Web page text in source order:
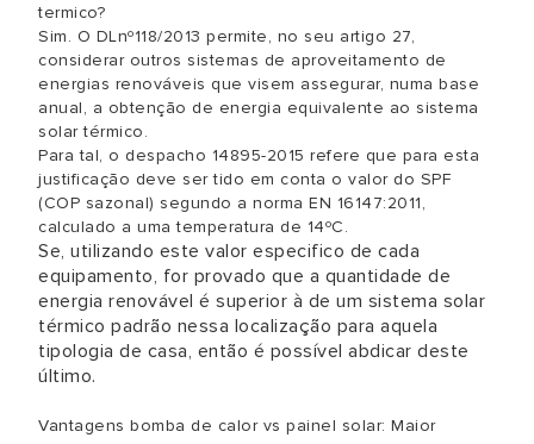
termico?
Sim. O DLnº118/2013 permite, no seu artigo 27,
considerar outros sistemas de aproveitamento de
energias renováveis que visem assegurar, numa base
anual, a obtenção de energia equivalente ao sistema
solar térmico.
Para tal, o despacho 14895-2015 refere que para esta
justificação deve ser tido em conta o valor do SPF
(COP sazonal) segundo a norma EN 16147:2011,
calculado a uma temperatura de 14ºC.
Se, utilizando este valor especifico de cada
equipamento, for provado que a quantidade de
energia renovável é superior à de um sistema solar
térmico padrão nessa localização para aquela
tipologia de casa, então é possível abdicar deste
último.
Vantagens bomba de calor vs painel solar: Maior